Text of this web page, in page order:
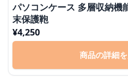
パソコンケース 多層収納機
末保護鞄
¥4,250
商品の詳細